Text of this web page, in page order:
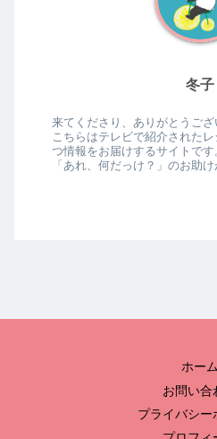
冬子
来てくださり、ありがとうござ
こちらはテレビで紹介された
つ情報をお届けするサイトです
「あれ、何だっけ？」のお助
ホーム
お問い合
プライバシー